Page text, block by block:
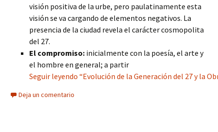
visión positiva de la urbe, pero paulatinamente esta
visión se va cargando de elementos negativos. La
presencia de la ciudad revela el carácter cosmopolita
del 27.
El compromiso: inicialmente con la poesía, el arte y
el hombre en general; a partir
Seguir leyendo “Evolución de la Generación del 27 y la
Deja un comentario